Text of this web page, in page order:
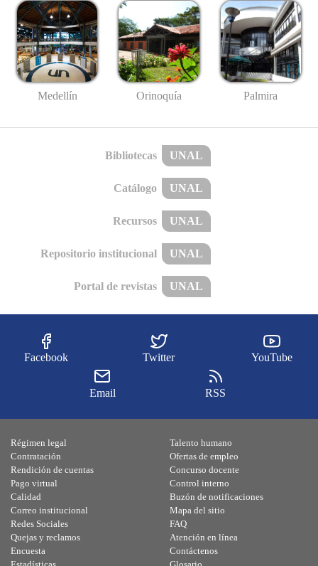
Medellín Orinoquía Palmira
Bibliotecas UNAL
Catálogo UNAL
Recursos UNAL
Repositorio institucional UNAL
Portal de revistas UNAL
Facebook Twitter YouTube
Email RSS
Régimen legal
Contratación
Rendición de cuentas
Pago virtual
Calidad
Talento humano
Ofertas de empleo
Concurso docente
Control interno
Buzón de notificaciones
Correo institucional
Redes Sociales
Quejas y reclamos
Encuesta
Mapa del sitio
FAQ
Atención en línea
Contáctenos